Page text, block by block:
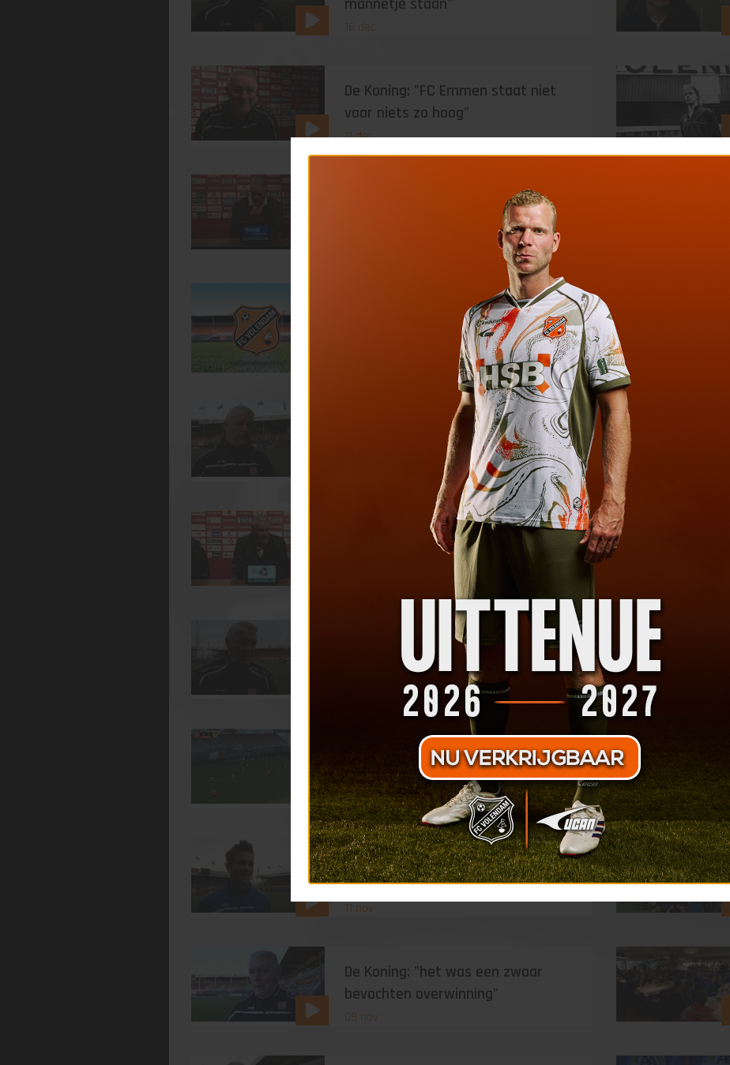
16 dec
De Koning: "FC Emmen staat niet
voor niets zo hoog"
11 dec
De Koning: "complimenten aan het
De Koning: "we zullen weer vol aan
De Koning: "Achilles'29 zakelijk
De Koning: "het zit even niet mee"
De Koning: "we hebben van onszelf
verloren"
Samenvatting oefenwedstrijd FC
Volendam - SC Cambuur
19 nov
Theo Timmermans: "Ik ben weer
topfit!"
11 nov
De Koning: "het was een zwaar
bevochten overwinning"
08 nov